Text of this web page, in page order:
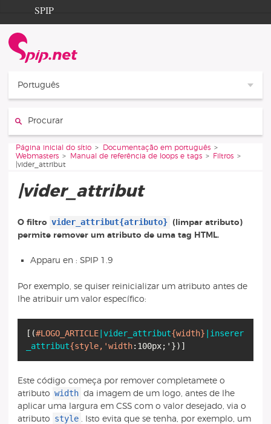
Aller au contenu
Aller à la navigation
SPIP
Documentation
Contribution
Português
Vous êtes ici :
Página inicial do sítio
Documentação em português
Webmasters
Manual de referência de loops e tags
Filtros
|vider_attribut
|vider_attribut
O filtro vider_attribut{atributo} (limpar atributo)
permite remover um atributo de uma tag HTML.
Apparu en : SPIP 1.9
Por exemplo, se quiser reinicializar um atributo antes de
lhe atribuir um valor específico:
[ (#LOGO_ARTICLE |vider_attribut{width} |inserer
_attribut{style,'width:100px;' }) ]
Este código começa por remover completamete o
atributo width da imagem de um logo, antes de lhe
aplicar uma largura em CSS com o valor desejado, via o
atributo style
. Isto evita que se tenha, por exemplo, um